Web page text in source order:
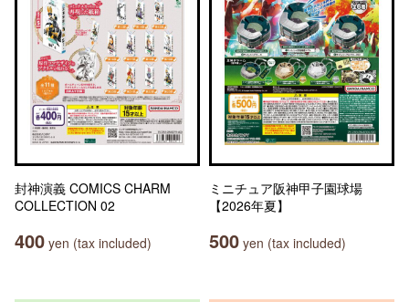
封神演義 COMICS CHARM
COLLECTION 02
400 yen (tax included)
ミニチュア阪神甲子園球場
【2026年夏】
500 yen (tax included)